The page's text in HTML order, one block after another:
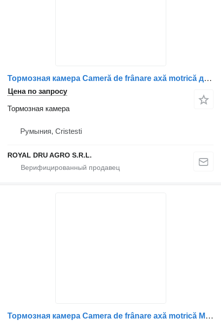
Тормозная камера Cameră de frânare axă motrică для грузовика Scania pentru camion (compatibilă cu codurile 2147775, 1912986, 1802657, 1734996, 1427480, 1424306, 1527365)
Цена по запросу
Тормозная камера
Румыния, Cristesti
ROYAL DRU AGRO S.R.L.
Тормозная камера Camera de frânare axă motrică Mercedes-Benz A0194200018/A0214209 для грузовика